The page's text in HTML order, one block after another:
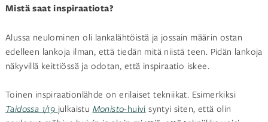
Mistä saat inspiraatiota?
Alussa neulominen oli lankalähtöistä ja jossain määrin ostan
edelleen lankoja ilman, että tiedän mitä niistä teen. Pidän lankoja
näkyvillä keittiössä ja odotan, että inspiraatio iskee.
Toinen inspiraationlähde on erilaiset tekniikat. Esimerkiksi
Taidossa 1/19 julkaistu Monisto-huivi syntyi siten, että olin